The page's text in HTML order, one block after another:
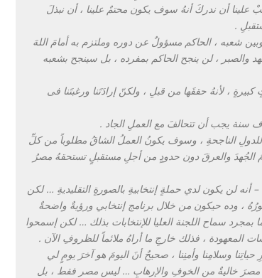
علينا أن ندركَ أنهُ سوف يكون محتمٌ علينا ، أن نبذلَ
.
شعبه ، الحاكم مسؤولٌ عن دوره وملتزم به أمامَ اللهَ
والصبر ، لن ينجح الحاكم بمفرده ، بل سينجح بشعبه
، لأنهُ حققَها من قبلِ ، ولكنّ إرادَتَنا ورغبتَنا فى
الناجحةِ ، وسوف يكونُ العملُ الشاقُ مطلوباً من كلِّ
والعرقَ دون حدودٍ من أجلِ مستقبلٍ تستحقهُ مصرُ
لن يكون لدي حملةٍ إنتخابيةِ بالصورةٍ التقليديةِ … لكن
، وده حيكون من خلال برنامج إنتخابي ورؤيةٌ واضحةٌ
سماح اللجنة العليا للإنتخابات بذلك … لكن إسمحوا
المعهودة ، فذلك خارجِ ما أراهُ ملائماً للظروفِ الآن .
وسلامِنا وأمنِنا ، صحيحٌ أنَ اليومَ هو آخرَ يومٍ لي
خاليةٌ من الخوفِ والإرهابٍ … ليس مصر فقط ، بل